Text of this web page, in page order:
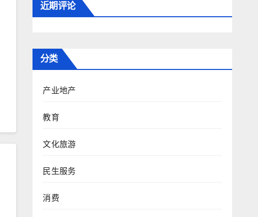
近期评论
分类
产业地产
教育
文化旅游
民生服务
消费